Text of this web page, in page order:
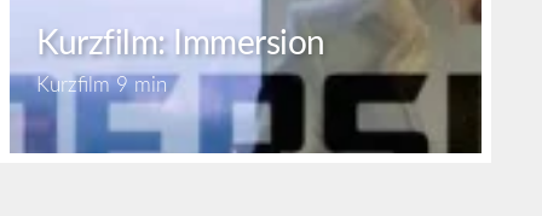
Kurzfilm: Immersion
Kurzfilm9 min